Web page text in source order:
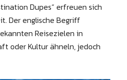
Dupes“ erfreuen sich
Der englische Begriff
Reisezielen in
oder Kultur ähneln, jedoch